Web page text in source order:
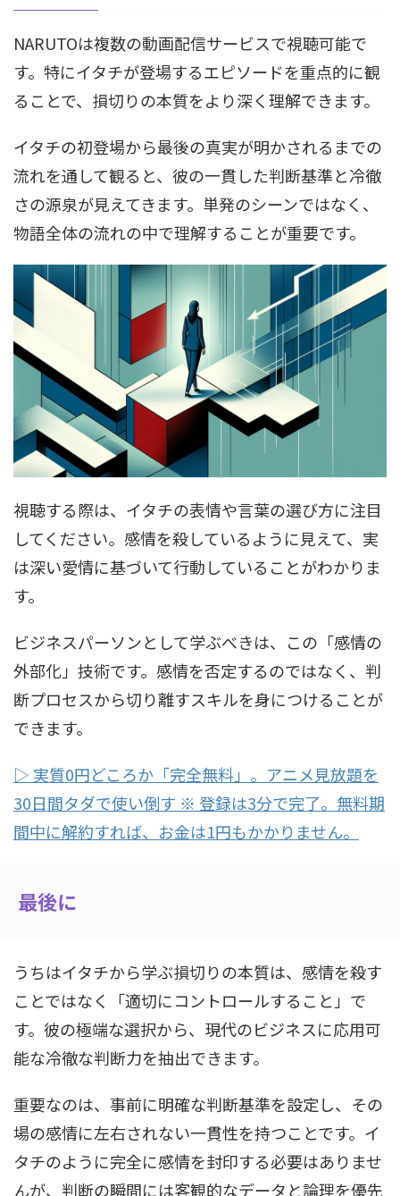
NARUTOは複数の動画配信サービスで視聴可能で
す。特にイタチが登場するエピソードを重点的に観
ることで、損切りの本質をより深く理解できます。
イタチの初登場から最後の真実が明かされるまでの
流れを通して観ると、彼の一貫した判断基準と冷徹
さの源泉が見えてきます。単発のシーンではなく、
物語全体の流れの中で理解することが重要です。
視聴する際は、イタチの表情や言葉の選び方に注目
してください。感情を殺しているように見えて、実
は深い愛情に基づいて行動していることがわかりま
す。
ビジネスパーソンとして学ぶべきは、この「感情の
外部化」技術です。感情を否定するのではなく、判
断プロセスから切り離すスキルを身につけることが
できます。
▷ 実質0円どころか「完全無料」。アニメ見放題を
30日間タダで使い倒す ※ 登録は3分で完了。無料期
間中に解約すれば、お金は1円もかかりません。
最後に
うちはイタチから学ぶ損切りの本質は、感情を殺す
ことではなく「適切にコントロールすること」で
す。彼の極端な選択から、現代のビジネスに応用可
能な冷徹な判断力を抽出できます。
重要なのは、事前に明確な判断基準を設定し、その
場の感情に左右されない一貫性を持つことです。イ
タチのように完全に感情を封印する必要はありませ
んが、判断の瞬間には客観的なデータと論理を優先